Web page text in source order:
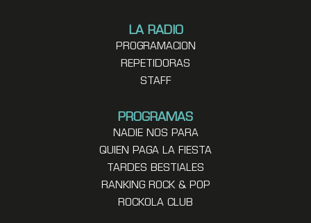
LA RADIO
PROGRAMACION
REPETIDORAS
STAFF
PROGRAMAS
NADIE NOS PARA
QUIEN PAGA LA FIESTA
TARDES BESTIALES
RANKING ROCK & POP
ROCKOLA CLUB